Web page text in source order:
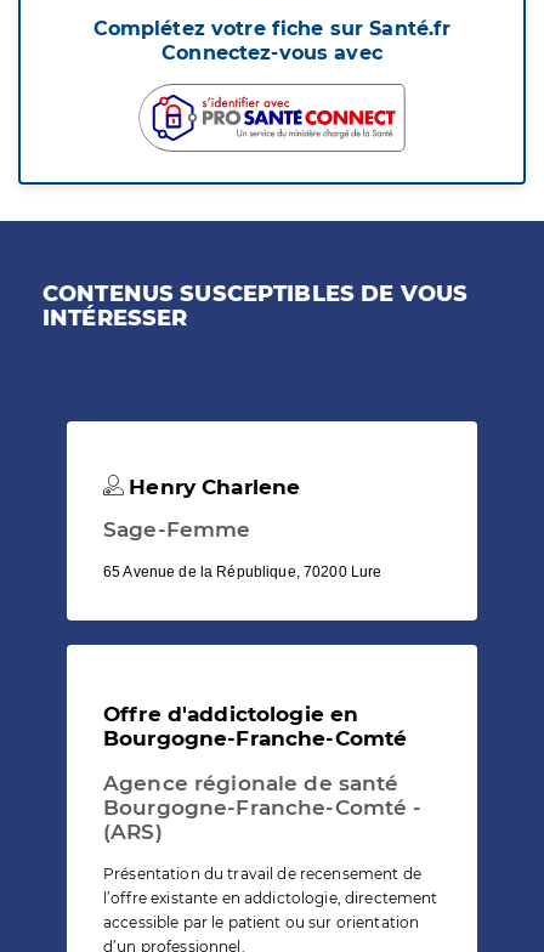
Complétez votre fiche sur Santé.fr
Connectez-vous avec
CONTENUS SUSCEPTIBLES DE VOUS
INTÉRESSER
Henry Charlene
Sage-Femme
65 Avenue de la République, 70200 Lure
Offre d'addictologie en
Bourgogne-Franche-Comté
Agence régionale de santé
Bourgogne-Franche-Comté -
(ARS)
Présentation du travail de recensement de
l’offre existante en addictologie, directement
accessible par le patient ou sur orientation
d’un professionnel.